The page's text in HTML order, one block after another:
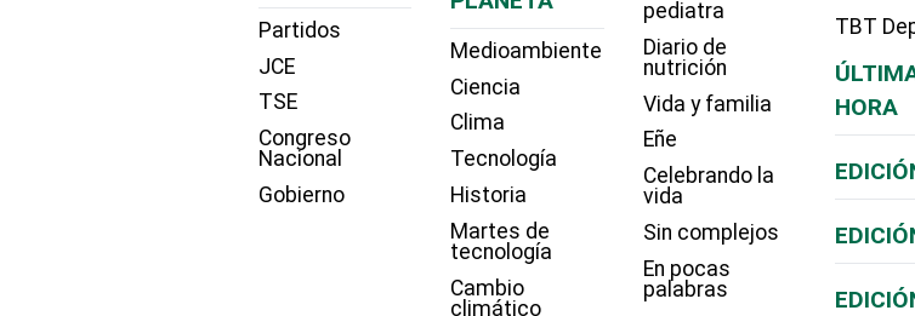
Partidos
JCE
TSE
Congreso
Nacional
Gobierno
Medioambiente
Ciencia
Clima
Tecnología
Historia
Martes de
tecnología
Cambio
climático
pediatra
Diario de
nutrición
Vida y familia
Eñe
Celebrando la
vida
Sin complejos
En pocas
palabras
TBT
HORA